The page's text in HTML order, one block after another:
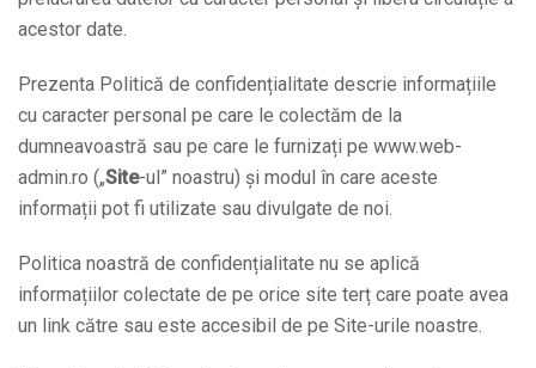
acestor date.
Prezenta Politică de confidențialitate descrie informațiile
cu caracter personal pe care le colectăm de la
dumneavoastră sau pe care le furnizați pe www.web-
admin.ro („Site-ul” noastru) și modul în care aceste
informații pot fi utilizate sau divulgate de noi.
Politica noastră de confidențialitate nu se aplică
informațiilor colectate de pe orice site terț care poate avea
un link către sau este accesibil de pe Site-urile noastre.